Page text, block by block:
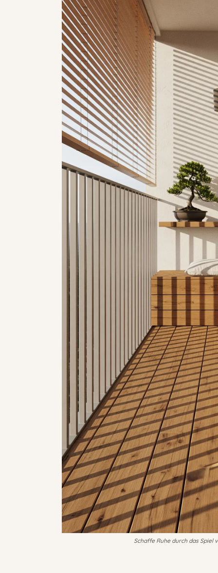
Schaffe Ruhe durch das Spiel